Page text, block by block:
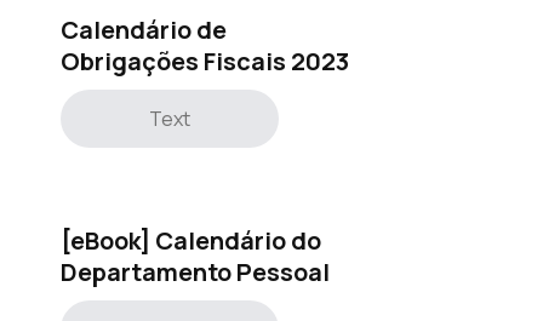
Calendário de
Obrigações Fiscais 2023
Text
[eBook] Calendário do
Departamento Pessoal